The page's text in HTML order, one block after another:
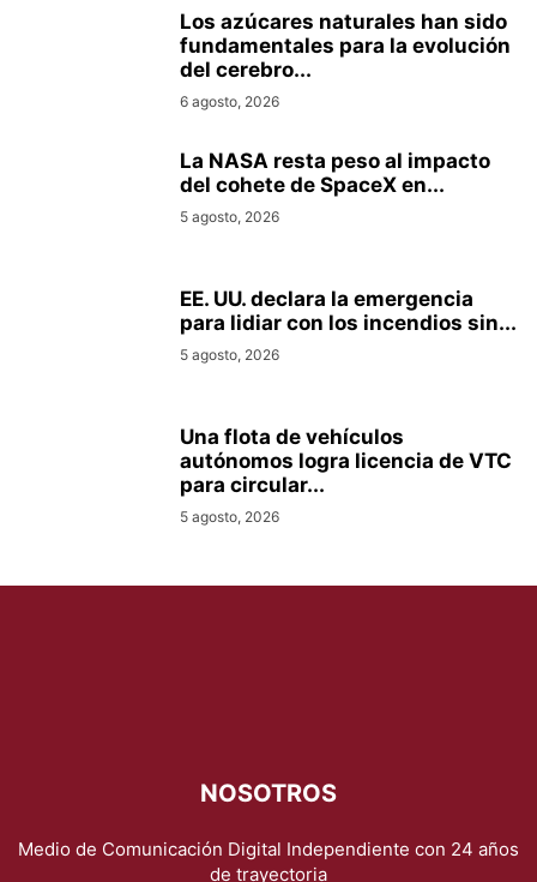
Los azúcares naturales han sido
fundamentales para la evolución
del cerebro...
6 agosto, 2026
La NASA resta peso al impacto
del cohete de SpaceX en...
5 agosto, 2026
EE. UU. declara la emergencia
para lidiar con los incendios sin...
5 agosto, 2026
Una flota de vehículos
autónomos logra licencia de VTC
para circular...
5 agosto, 2026
NOSOTROS
Medio de Comunicación Digital Independiente con 24 años
de trayectoria